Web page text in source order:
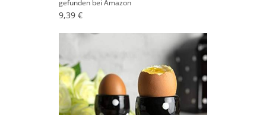
gefunden bei Amazon
9,39 €